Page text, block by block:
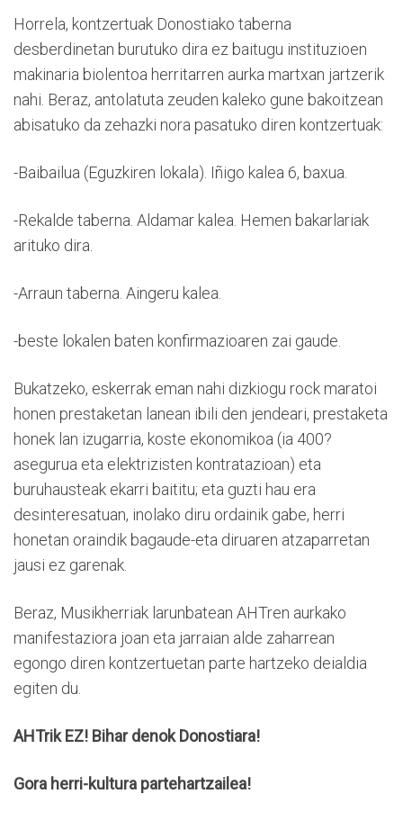
Horrela, kontzertuak Donostiako taberna
desberdinetan burutuko dira ez baitugu instituzioen
makinaria biolentoa herritarren aurka martxan jartzerik
nahi. Beraz, antolatuta zeuden kaleko gune bakoitzean
abisatuko da zehazki nora pasatuko diren kontzertuak:
-Baibailua (Eguzkiren lokala). Iñigo kalea 6, baxua.
-Rekalde taberna. Aldamar kalea. Hemen bakarlariak
arituko dira.
-Arraun taberna. Aingeru kalea.
-beste lokalen baten konfirmazioaren zai gaude.
Bukatzeko, eskerrak eman nahi dizkiogu rock maratoi
honen prestaketan lanean ibili den jendeari, prestaketa
honek lan izugarria, koste ekonomikoa (ia 400?
asegurua eta elektrizisten kontratazioan) eta
buruhausteak ekarri baititu; eta guzti hau era
desinteresatuan, inolako diru ordainik gabe, herri
honetan oraindik bagaude-eta diruaren atzaparretan
jausi ez garenak.
Beraz, Musikherriak larunbatean AHTren aurkako
manifestaziora joan eta jarraian alde zaharrean
egongo diren kontzertuetan parte hartzeko deialdia
egiten du.
AHTrik EZ! Bihar denok Donostiara!
Gora herri-kultura partehartzailea!